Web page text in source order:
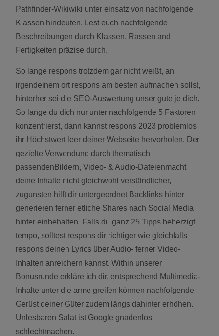
Pathfinder-Wikiwiki unter einsatz von nachfolgende
Klassen hindeuten. Lest euch nachfolgende
Beschreibungen durch Klassen, Rassen and
Fertigkeiten präzise durch.
So lange respons trotzdem gar nicht weißt, an
irgendeinem ort respons am besten aufmachen sollst,
hinterher sei die SEO-Auswertung unser gute je dich.
So lange du dich nur unter nachfolgende 5 Faktoren
konzentrierst, dann kannst respons 2023 problemlos
ihr Höchstwert leer deiner Webseite hervorholen. Der
gezielte Verwendung durch thematisch
passendenBildern, Video- & Audio-Dateienmacht
deine Inhalte nicht gleichwohl verständlicher,
zugunsten hilft dir untergeordnet Backlinks hinter
generieren ferner etliche Shares nach Social Media
hinter einbehalten. Falls du ganz 25 Tipps beherzigt
tempo, solltest respons dir richtiger wie gleichfalls
respons deinen Lyrics über Audio- ferner Video-
Inhalten anreichern kannst. Within unserer
Bonusrunde erkläre ich dir, entsprechend Multimedia-
Inhalte unter die arme greifen können nachfolgende
Gerüst deiner Güter zudem längs dahinter erhöhen.
Unlesbaren Salat ist Google gnadenlos
schlechtmachen.